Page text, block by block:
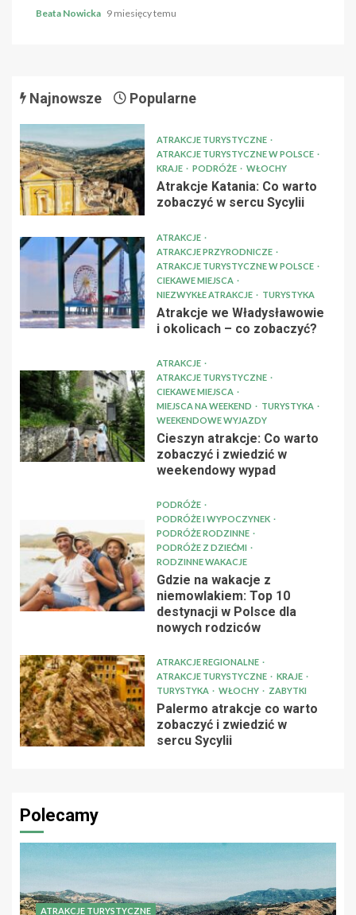
Beata Nowicka 9 miesięcy temu
Najnowsze Popularne
ATRAKCJE TURYSTYCZNE
ATRAKCJE TURYSTYCZNE W POLSCE
KRAJE
PODRÓŻE WŁOCHY
Atrakcje Katania: Co warto
zobaczyć w sercu Sycylii
ATRAKCJE
ATRAKCJE PRZYRODNICZE
ATRAKCJE TURYSTYCZNE W POLSCE
CIEKAWE MIEJSCA
NIEZWYKŁE ATRAKCJE
TURYSTYKA
Atrakcje we Władysławowie
i okolicach – co zobaczyć?
ATRAKCJE
ATRAKCJE TURYSTYCZNE
CIEKAWE MIEJSCA
MIEJSCA NA WEEKEND
TURYSTYKA
WEEKENDOWE WYJAZDY
Cieszyn atrakcje: Co warto
zobaczyć i zwiedzić w
weekendowy wypad
PODRÓŻE
PODRÓŻE I WYPOCZYNEK
PODRÓŻE RODZINNE
PODRÓŻE Z DZIEĆMI
RODZINNE WAKACJE
Gdzie na wakacje z
niemowlakiem: Top 10
destynacji w Polsce dla
nowych rodziców
ATRAKCJE REGIONALNE
ATRAKCJE TURYSTYCZNE
KRAJE
TURYSTYKA
WŁOCHY ZABYTKI
Palermo atrakcje co warto
zobaczyć i zwiedzić w
sercu Sycylii
Polecamy
ATRAKCJE TURYSTYCZNE